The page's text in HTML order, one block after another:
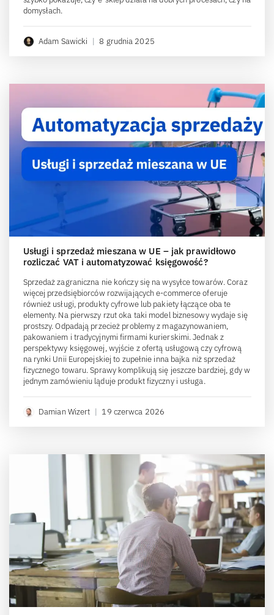
domysłach.
Adam Sawicki | 8 grudnia 2025
Usługi i sprzedaż mieszana w UE – jak prawidłowo
rozliczać VAT i automatyzować księgowość?
Sprzedaż zagraniczna nie kończy się na wysyłce towarów. Coraz
więcej przedsiębiorców rozwijających e-commerce oferuje
również usługi, produkty cyfrowe lub pakiety łączące oba te
elementy. Na pierwszy rzut oka taki model biznesowy wydaje się
prostszy. Odpadają przecież problemy z magazynowaniem,
pakowaniem i tradycyjnymi firmami kurierskimi. Jednak z
perspektywy księgowej, wyjście z ofertą usługową czy cyfrową
na rynki Unii Europejskiej to zupełnie inna bajka niż sprzedaż
fizycznego towaru. Sprawy komplikują się jeszcze bardziej, gdy w
jednym zamówieniu ląduje produkt fizyczny i usługa.
Damian Wizert | 19 czerwca 2026